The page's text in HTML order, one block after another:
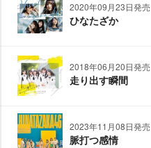
2020年09月23日発売
ひなたざか
2018年06月20日発売
走り出す瞬間
2023年11月08日発売
脈打つ感情